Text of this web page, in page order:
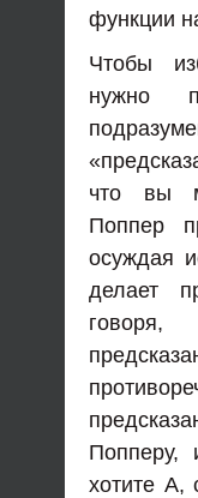
функции
Чтобы
нужно
что вы
Поппер
осуждая
делает
Попперу,
хотите А,